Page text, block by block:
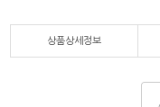
상품상세정보